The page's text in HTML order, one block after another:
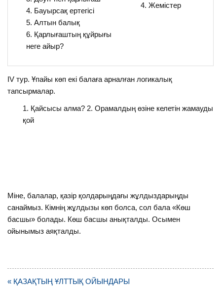
Бауырсақ ертегісі
Алтын балық
Қарлығаштың құйрығы
неге айыр?
Жемістер
IV тур. Ұпайы көп екі балаға арналған логикалық
тапсырмалар.
Қайсысы алма? 2. Орамалдың өзіне келетін жамауды
қой
Міне, балалар, қазір қолдарыңдағы жұлдыздарыңды
санаймыз. Кімнің жұлдызы көп болса, сол бала «Көш
басшы» болады. Көш басшы анықталды. Осымен
ойынымыз аяқталды.
Навигация
« ҚАЗАҚТЫҢ ҰЛТТЫҚ ОЙЫНДАРЫ